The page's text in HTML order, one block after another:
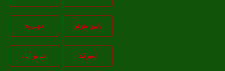
پایین هولار هچیرود
امیرکلا عباس‌آباد